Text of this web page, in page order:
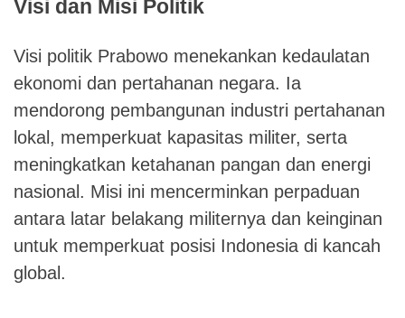
Visi dan Misi Politik
Visi politik Prabowo menekankan kedaulatan
ekonomi dan pertahanan negara. Ia
mendorong pembangunan industri pertahanan
lokal, memperkuat kapasitas militer, serta
meningkatkan ketahanan pangan dan energi
nasional. Misi ini mencerminkan perpaduan
antara latar belakang militernya dan keinginan
untuk memperkuat posisi Indonesia di kancah
global.